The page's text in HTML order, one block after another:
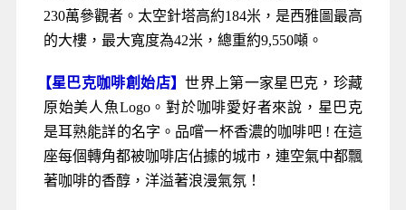
230萬參觀者。太空針塔高約184米，是西雅圖最高
的大樓，最大寬度為42米，總重約9,550噸。
【星巴克咖啡創始店】世界上第一家星巴克，珍藏
原始美人魚Logo。對於咖啡愛好者來說，星巴克
是耳熟能詳的名字。品嚐一杯香濃的咖啡吧 ! 在這
座每個轉角都被咖啡店佔據的城市，連空氣中都飄
著咖啡的香醇，洋溢著浪漫氣氛！